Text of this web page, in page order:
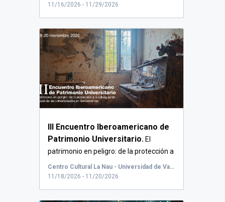
11/16/2026 - 11/29/2026
III Encuentro Iberoamericano de
Patrimonio Universitario. El
patrimonio en peligro: de la protección a
...
Centro Cultural La Nau - Universidad de Valencia, Calle de la Universidad, Valencia, España
11/18/2026 - 11/20/2026